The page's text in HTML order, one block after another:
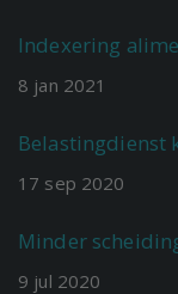
Indexering
8 jan 2021
Belastingdienst
17 sep 2020
Minder
9 jul 2020